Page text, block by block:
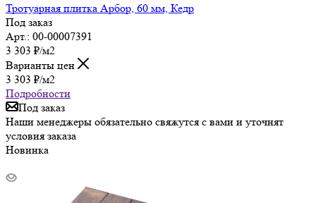
Тротуарная плитка Арбор, 60 мм, Кедр
Под заказ
Арт.: 00-00007391
3 303 ₽/м2
Варианты цен
3 303 ₽/м2
Подробности
Под заказ
Наши менеджеры обязательно свяжутся с вами и уточнят
условия заказа
Новинка